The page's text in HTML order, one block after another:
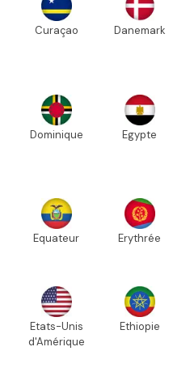
Curaçao Danemark
Dominique Egypte
Equateur Erythrée
Etats-Unis
d'Amérique
Ethiopie